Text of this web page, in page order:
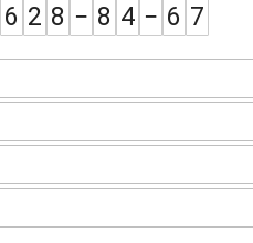
6 2 8 − 8 4 − 6 7